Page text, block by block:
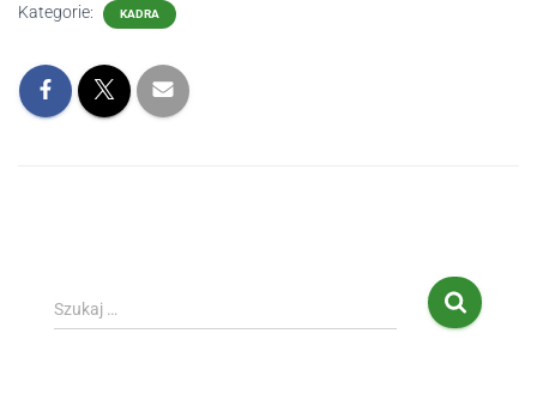
Kategorie: KADRA
Szukaj …